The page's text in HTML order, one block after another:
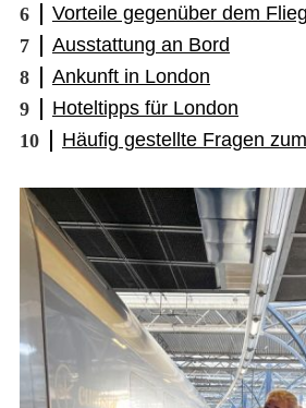
Vorteile gegenüber dem
Ausstattung an Bord
Ankunft in London
Hoteltipps für London
Häufig gestellte Fragen